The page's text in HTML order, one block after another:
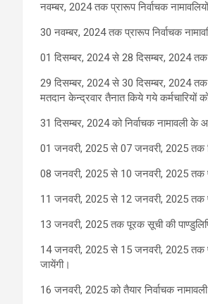
नवम्बर, 2024 तक प्रारूप निर्वाचक
30 नवम्बर, 2024 तक प्रारूप निर्वाचक
01 दिसम्बर, 2024 से 28 दिसम्बर, 2024 तक
29 दिसम्बर, 2024 से 30 दिसम्बर, 2024 तक
मतदान केन्द्रवार तैनात किये गये कर्मचारियों
31 दिसम्बर, 2024 को निर्वाचक नामावली
01 जनवरी, 2025 से 07 जनवरी, 2025 तक
08 जनवरी, 2025 से 10 जनवरी, 2025 तक
11 जनवरी, 2025 से 12 जनवरी, 2025 तक
13 जनवरी, 2025 तक पूरक सूची की
14 जनवरी, 2025 से 15 जनवरी, 2025 तक
जायेंगी।
16 जनवरी, 2025 को तैयार निर्वाचक